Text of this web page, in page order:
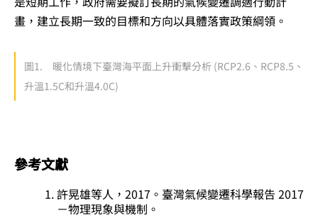
畫，建立長期一致的目標和方向以具體落實政策綱領。
圖1. 暖化情境下臺灣海平面上升衝擊分析 (RCP2.6、RCP8.5、
升溫1.5C和升溫4.0C)
參考文獻
許晃雄等人， 2017 。臺灣氣候變遷科學報告 2017
－物理現象與機制。